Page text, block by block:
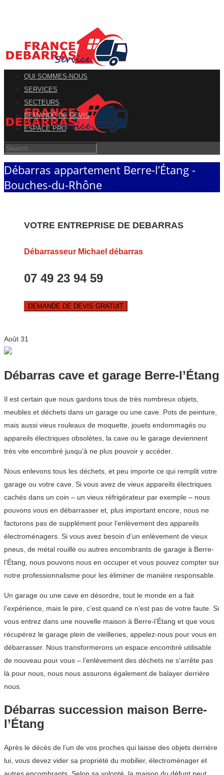
QUI SOMMES-NOUS
SERVICES
SECTEURS
DEMANDE DE DEVIS
ESPACE PRO
Débarras appartement Berre-l’Étang -
Bouches-du-Rhône
VOTRE ENTREPRISE DE DEBARRAS
Débarrasseur Michael débarras
07 49 23 94 59
DEMANDE DE DEVIS GRATUIT
Août 31
Débarras cave et garage Berre-l’Étang
Il est certain que nous gardons tous de très nombreux objets,
meubles et déchets dans un garage ou une cave. Pots de peinture,
mais aussi vieux rouleaux de moquette, jouets endommagés ou
appareils électriques obsolètes, la cave ou le garage deviennent
très vite encombré jusqu’à ne plus pouvoir y accéder.
Nous enlevons tous les déchets, et peu importe ce qui remplit votre
garage ou votre cave. Si vous avez de vieux appareils électriques
cachés dans un coin – un vieux réfrigérateur par exemple – nous
pouvons vous en débarrasser et, plus important encore, nous ne
facturons pas de supplément pour l’enlèvement des appareils
électroménagers. Si vous avez besoin d’un enlèvement de vieux
pneus, de métal rouillé ou autres encombrants de garage à Berre-
l’Étang, nous pouvons nous en occuper et vous pouvez compter sur
notre professionnalisme pour les éliminer de manière responsable.
Un garage ou une cave en désordre, tout le monde en a fait
l’expérience, mais le pire, c’est quand ce n’est pas de votre faute. Si
vous entrez dans une nouvelle maison à Berre-l’Étang et que vous
récupérez le garage plein de vieilleries, appelez-nous pour vous en
débarrasser. Nous transformerons un espace encombré utilisable
de nouveau pour vous – l’enlèvement des déchets ne s’arrête pas
là pour nous, nous nous assurons également de balayer derrière
nous.
Débarras succession maison Berre-
l’Étang
Après le décès de l’un de vos proches qui laisse des objets derrière
lui, vous devez vider sa propriété du mobilier, électroménager et